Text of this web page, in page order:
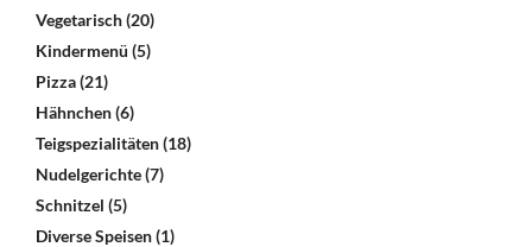
Vegetarisch(20)
Kindermenü (5)
Pizza(21)
Hähnchen(6)
Teigspezialitäten(18)
Nudelgerichte(7)
Schnitzel (5)
Diverse Speisen(1)